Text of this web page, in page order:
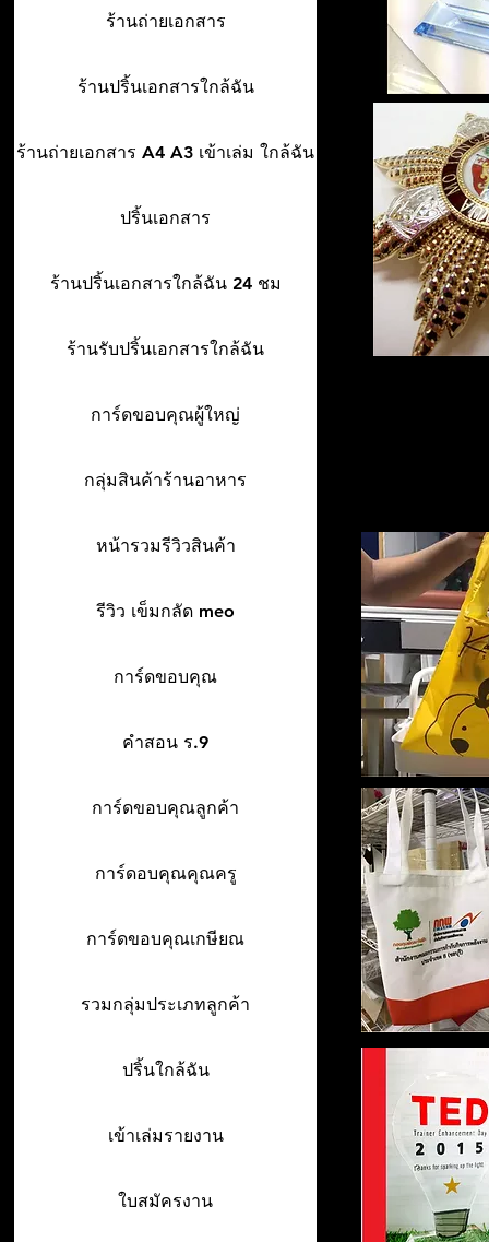
ร้านถ่ายเอกสาร
ร้านปริ้นเอกสารใกล้ฉัน
ร้านถ่ายเอกสาร A4 A3 เข้าเล่ม ใกล้ฉัน
ปริ้นเอกสาร
ร้านปริ้นเอกสารใกล้ฉัน 24 ชม
ร้านรับปริ้นเอกสารใกล้ฉัน
การ์ดขอบคุณผู้ใหญ่
กลุ่มสินค้าร้านอาหาร
หน้ารวมรีวิวสินค้า
รีวิว เข็มกลัด meo
การ์ดขอบคุณ
คำสอน ร.9
การ์ดขอบคุณลูกค้า
การ์ดอบคุณคุณครู
การ์ดขอบคุณเกษียณ
รวมกลุ่มประเภทลูกค้า
ปริ้นใกล้ฉัน
เข้าเล่มรายงาน
ใบสมัครงาน